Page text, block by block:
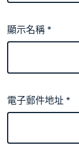
顯示名稱*
電子郵件地址*